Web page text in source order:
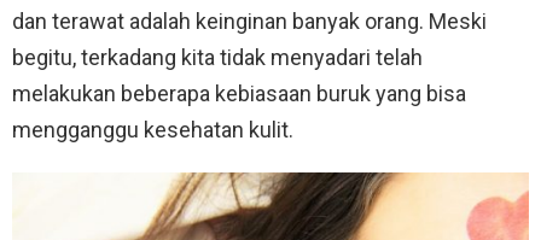
dan terawat adalah keinginan banyak orang. Meski
begitu, terkadang kita tidak menyadari telah
melakukan beberapa kebiasaan buruk yang bisa
mengganggu kesehatan kulit.